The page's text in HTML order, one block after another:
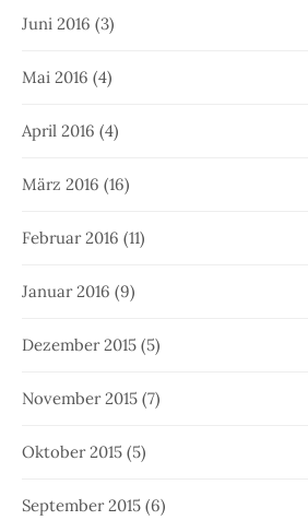
Juni 2016 (3)
Mai 2016 (4)
April 2016 (4)
März 2016 (16)
Februar 2016 (11)
Januar 2016 (9)
Dezember 2015 (5)
November 2015 (7)
Oktober 2015 (5)
September 2015 (6)